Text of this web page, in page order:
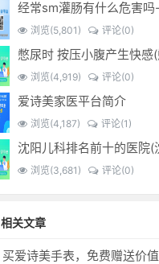
浏览(5,801) 评论(0)
浏览(4,919) 评论(0)
爱诗美家医平台简介
浏览(4,187) 评论(1)
浏览(3,681) 评论(0)
相关文章
买爱诗美手表，免费赠送价值30000元的数智化门店系统一套（含硬件）